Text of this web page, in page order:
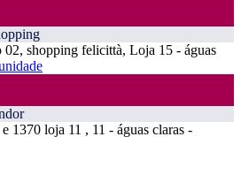
shopping felicittà, Loja 15 - águas
1370 loja 11 , 11 - águas claras -